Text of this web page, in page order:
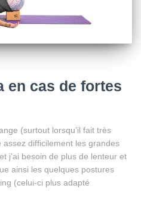
en cas de fortes
(surtout lorsqu’il fait très
difficilement les grandes
j’ai besoin de plus de lenteur et
ainsi les quelques postures
(celui-ci plus adapté